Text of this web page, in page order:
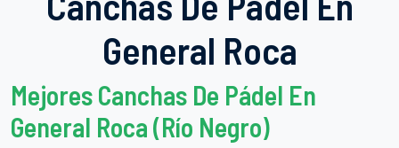
General Roca
Mejores Canchas De Pádel En
General Roca (Río Negro)